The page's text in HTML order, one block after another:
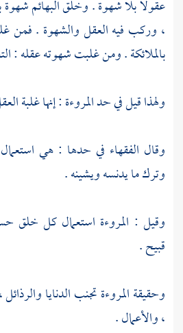
عقولا بلا شهوة . وخلق البهائم
، وركب فيه العقل والشهوة . فمن
بالملائكة . ومن غلبت شهوته عقله :
ولهذا قيل في حد المروءة : إنها غلبة
وقال الفقهاء في حدها : هي
وترك ما يدنسه ويشينه .
وقيل : المروءة استعمال كل
قبيح .
وحقيقة المروءة تجنب الدنايا
، والأعمال .